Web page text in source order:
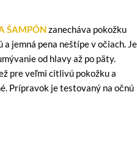
ŠAMPÓNzanecháva pokožku
jemná pena neštípe v očiach. Je
od hlavy až po päty.
pre veľmi citlivú pokožku a
Prípravok je testovaný na očnú